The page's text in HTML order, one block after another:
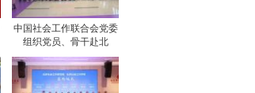
中国社会工作联合会党委
组织党员、骨干赴北